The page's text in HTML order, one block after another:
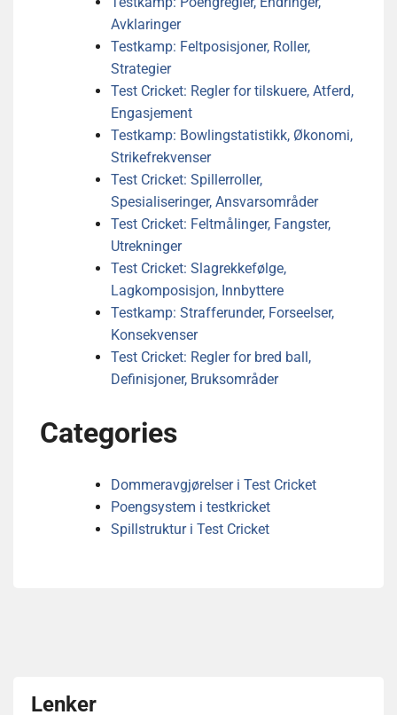
Avklaringer
Testkamp: Feltposisjoner, Roller,
Strategier
Test Cricket: Regler for tilskuere, Atferd,
Engasjement
Testkamp: Bowlingstatistikk, Økonomi,
Strikefrekvenser
Test Cricket: Spillerroller,
Spesialiseringer, Ansvarsområder
Test Cricket: Feltmålinger, Fangster,
Utrekninger
Test Cricket: Slagrekkefølge,
Lagkomposisjon, Innbyttere
Testkamp: Strafferunder, Forseelser,
Konsekvenser
Test Cricket: Regler for bred ball,
Definisjoner, Bruksområder
Categories
Dommeravgjørelser i Test Cricket
Poengsystem i testkricket
Spillstruktur i Test Cricket
Lenker